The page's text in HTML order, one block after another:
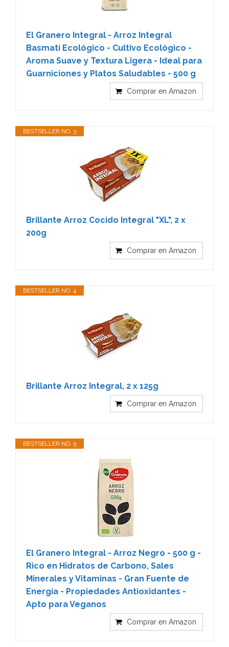
El Granero Integral - Arroz Integral
Basmati Ecológico - Cultivo Ecológico -
Aroma Suave y Textura Ligera - Ideal para
Guarniciones y Platos Saludables - 500 g
Comprar en Amazon
BESTSELLER NO. 3
Brillante Arroz Cocido Integral "XL", 2 x
200g
Comprar en Amazon
BESTSELLER NO. 4
Brillante Arroz Integral, 2 x 125g
Comprar en Amazon
BESTSELLER NO. 5
El Granero Integral - Arroz Negro - 500 g -
Rico en Hidratos de Carbono, Sales
Minerales y Vitaminas - Gran Fuente de
Energía - Propiedades Antioxidantes -
Apto para Veganos
Comprar en Amazon